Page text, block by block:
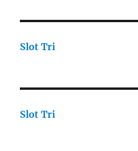
Slot Tri
Slot Tri